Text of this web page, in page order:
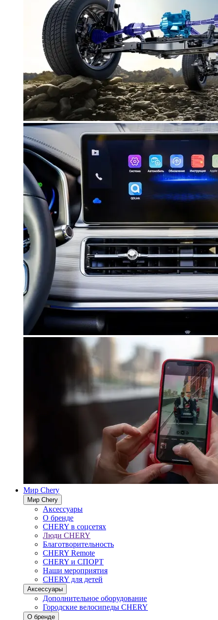
Мир Chery
Мир Chery
Аксессуары
О бренде
CHERY в соцсетях
Люди CHERY
Благотворительность
CHERY Remote
CHERY и СПОРТ
Наши мероприятия
CHERY для детей
Аксессуары
Дополнительное оборудование
Городские велосипеды CHERY
О бренде